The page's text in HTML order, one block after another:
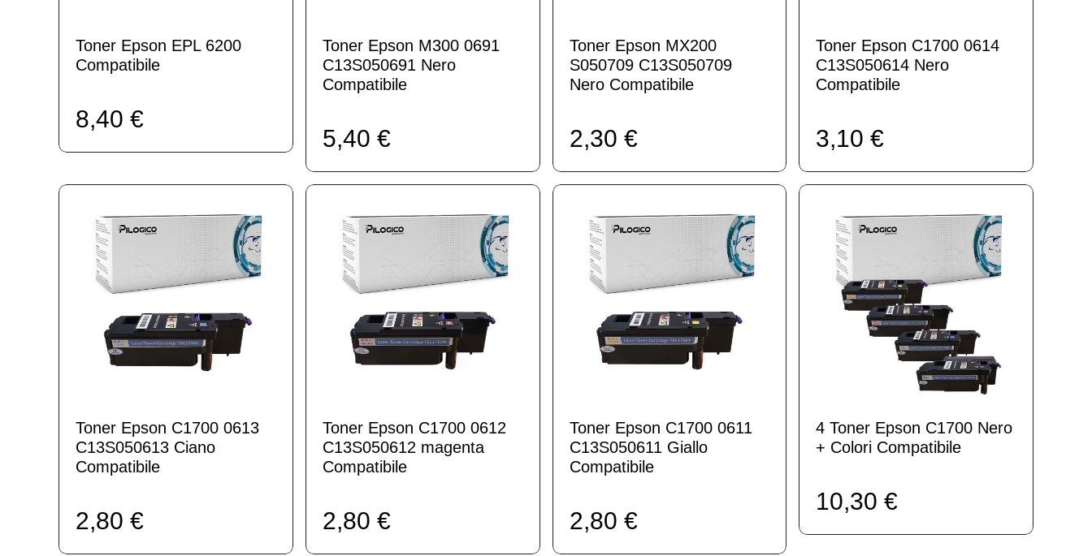
Toner Epson EPL 6200
Compatibile
8,40 €
Toner Epson M300 0691
C13S050691 Nero
Compatibile
5,40 €
Toner Epson MX200
S050709 C13S050709
Nero Compatibile
2,30 €
Toner Epson C1700 0614
C13S050614 Nero
Compatibile
3,10 €
Toner Epson C1700 0613
C13S050613 Ciano
Compatibile
2,80 €
Toner Epson C1700 0612
C13S050612 magenta
Compatibile
2,80 €
Toner Epson C1700 0611
C13S050611 Giallo
Compatibile
2,80 €
4 Toner Epson C1700 Nero
+ Colori Compatibile
10,30 €